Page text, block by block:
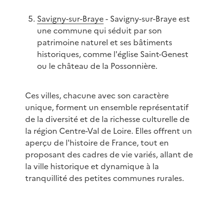
Savigny-sur-Braye- Savigny-sur-Braye est
une commune qui séduit par son
patrimoine naturel et ses bâtiments
historiques, comme l'église Saint-Genest
ou le château de la Possonnière.
Ces villes, chacune avec son caractère
unique, forment un ensemble représentatif
de la diversité et de la richesse culturelle de
la région Centre-Val de Loire. Elles offrent un
aperçu de l'histoire de France, tout en
proposant des cadres de vie variés, allant de
la ville historique et dynamique à la
tranquillité des petites communes rurales.